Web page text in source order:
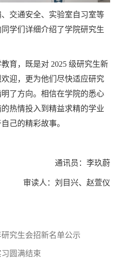
交通安全、实验室自习室等
学们详细介绍了学院研究生
育，既是对 2025 级研究生新
迎，更为他们尽快适应研究
了方向。相信在学院的悉心
热情投入到精益求精的学业
己的精彩故事。
通讯员： 李玖蔚
审读人：刘目兴、赵萱仪
究生会招新名单公示
圆满结束